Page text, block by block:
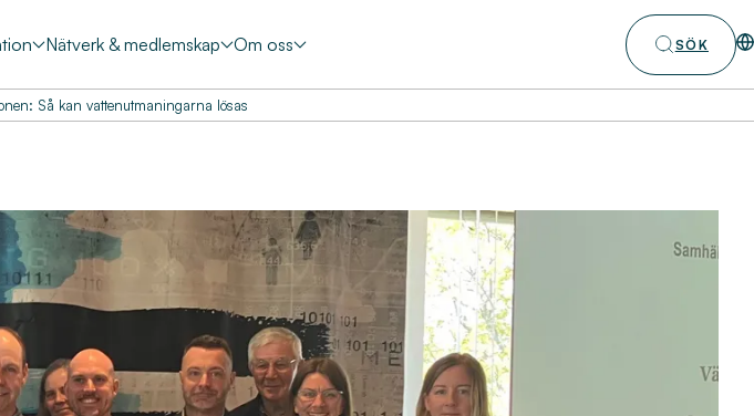
Nätverk & medlemskap Om oss SÖK
Så kan vattenutmaningarna lösas